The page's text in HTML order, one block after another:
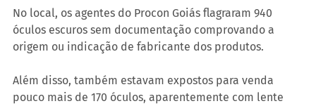
No local, os agentes do Procon Goiás flagraram 940
óculos escuros sem documentação comprovando a
origem ou indicação de fabricante dos produtos.
Além disso, também estavam expostos para venda
pouco mais de 170 óculos, aparentemente com lente